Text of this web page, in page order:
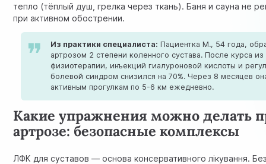
тепло (тёплый душ, грелка через ткань). Баня и сауна не
при активном обострении.
Из практики специалиста: Пациентка М., 54 года,
артрозом 2 степени коленного сустава. После курса
физиотерапии, инъекций гиалуроновой кислоты и
болевой синдром снизился на 70%. Через 8 месяцев
активным прогулкам по 5-6 км ежедневно.
Какие упражнения можно делать
артрозе: безопасные комплексы
ЛФК для суставов — основа консервативного лікування.